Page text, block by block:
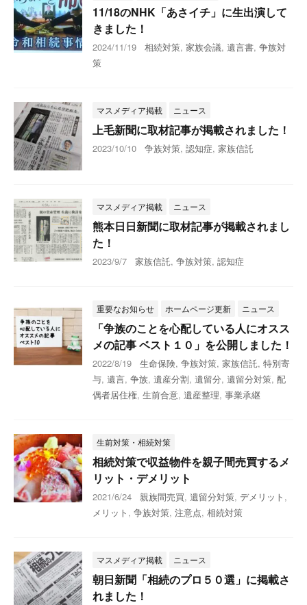
11/18のNHK「あさイチ」に生出演して
きました！
2024/11/19 相続対策, 家族会議, 遺言書, 争族対
策
マスメディア掲載 ニュース
上毛新聞に取材記事が掲載されました！
2023/10/10 争族対策, 認知症, 家族信託
マスメディア掲載 ニュース
熊本日日新聞に取材記事が掲載されまし
た！
2023/9/7 家族信託, 争族対策, 認知症
重要なお知らせ ホームページ更新 ニュース
「争族のことを心配している人にオスス
メの記事 ベスト１０」を公開しました！
2022/8/19 生命保険, 争族対策, 家族信託, 特別寄
与, 遺言, 争族, 遺産分割, 遺留分, 遺留分対策, 配
偶者居住権, 生前合意, 遺産整理, 事業承継
生前対策・相続対策
相続対策で収益物件を親子間売買するメ
リット・デメリット
2021/6/24 親族間売買, 遺留分対策, デメリット ,
メリット , 争族対策, 注意点, 相続対策
マスメディア掲載 ニュース
朝日新聞「相続のプロ５０選」に掲載さ
れました！